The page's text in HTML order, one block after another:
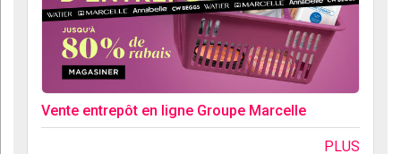
Vente entrepôt en ligne Groupe Marcelle
PLUS